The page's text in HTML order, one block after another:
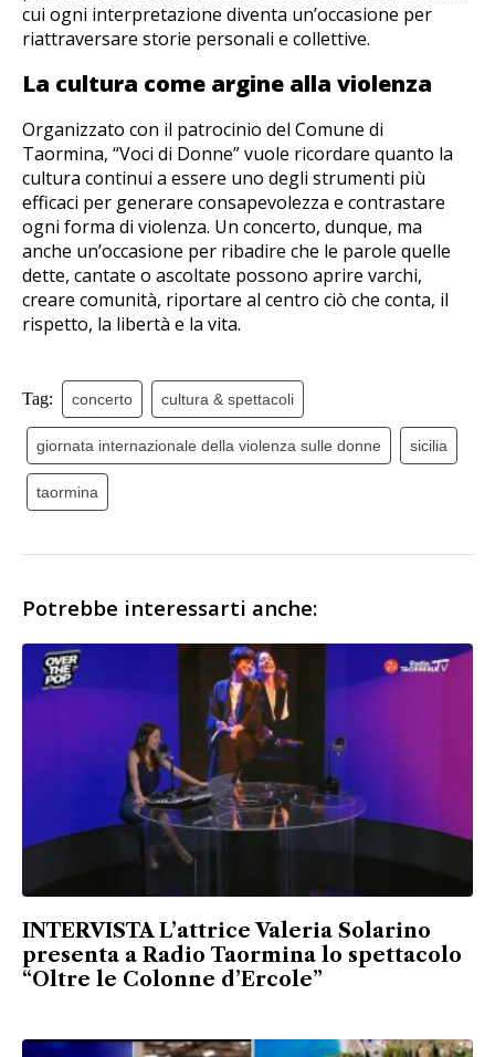
cui ogni interpretazione diventa un’occasione per
riattraversare storie personali e collettive.
La cultura come argine alla violenza
Organizzato con il patrocinio del Comune di
Taormina, “Voci di Donne” vuole ricordare quanto la
cultura continui a essere uno degli strumenti più
efficaci per generare consapevolezza e contrastare
ogni forma di violenza. Un concerto, dunque, ma
anche un’occasione per ribadire che le parole quelle
dette, cantate o ascoltate possono aprire varchi,
creare comunità, riportare al centro ciò che conta, il
rispetto, la libertà e la vita.
Tag: concerto cultura & spettacoli
giornata internazionale della violenza sulle donne sicilia
taormina
Potrebbe interessarti anche:
INTERVISTA L’attrice Valeria Solarino
presenta a Radio Taormina lo spettacolo
“Oltre le Colonne d’Ercole”